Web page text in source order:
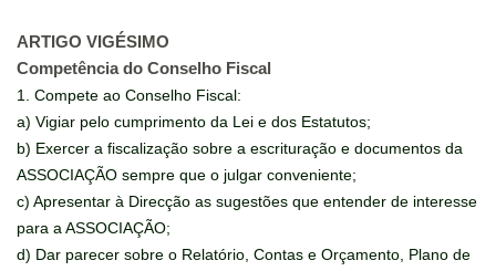
ARTIGO VIGÉSIMO
Competência do Conselho Fiscal
1. Compete ao Conselho Fiscal:
a) Vigiar pelo cumprimento da Lei e dos Estatutos;
b) Exercer a fiscalização sobre a escrituração e documentos da
ASSOCIAÇÃO sempre que o julgar conveniente;
c) Apresentar à Direcção as sugestões que entender de interesse
para a ASSOCIAÇÃO;
d) Dar parecer sobre o Relatório, Contas e Orçamento, Plano de